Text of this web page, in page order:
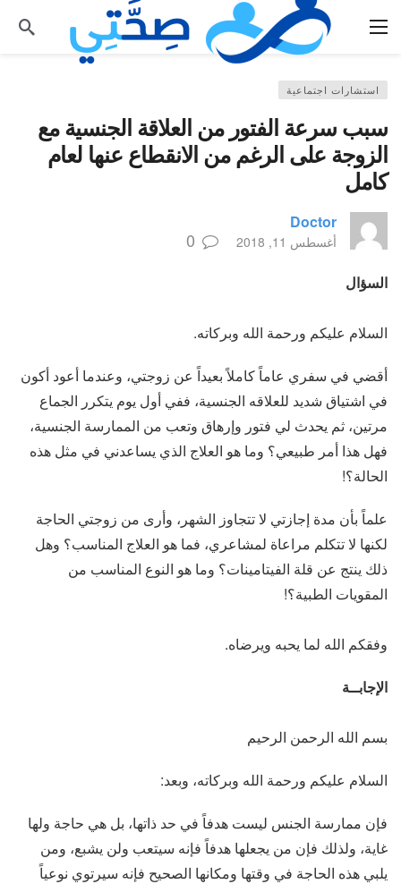
استشارات اجتماعية
سبب سرعة الفتور من العلاقة الجنسية مع
الزوجة على الرغم من الانقطاع عنها لعام
كامل
Doctor
أغسطس 11, 2018 0
السؤال
السلام عليكم ورحمة الله وبركاته.
أقضي في سفري عاماً كاملاً بعيداً عن زوجتي، وعندما أعود أكون
في اشتياق شديد للعلاقه الجنسية، ففي أول يوم يتكرر الجماع
مرتين، ثم يحدث لي فتور وإرهاق وتعب من الممارسة الجنسية،
فهل هذا أمر طبيعي؟ وما هو العلاج الذي يساعدني في مثل هذه
الحالة؟!
علماً بأن مدة إجازتي لا تتجاوز الشهر، وأرى من زوجتي الحاجة
لكنها لا تتكلم مراعاة لمشاعري، فما هو العلاج المناسب؟ وهل
ذلك ينتج عن قلة الفيتامينات؟ وما هو النوع المناسب من
المقويات الطبية؟!
وفقكم الله لما يحبه ويرضاه.
الإجابــة
بسم الله الرحمن الرحيم
السلام عليكم ورحمة الله وبركاته، وبعد:
فإن ممارسة الجنس ليست هدفاً في حد ذاتها، بل هي حاجة ولها
غاية، ولذلك فإن من يجعلها هدفاً فإنه سيتعب ولن يشبع، ومن
يلبي هذه الحاجة في وقتها ومكانها الصحيح فإنه سيرتوي نوعياً